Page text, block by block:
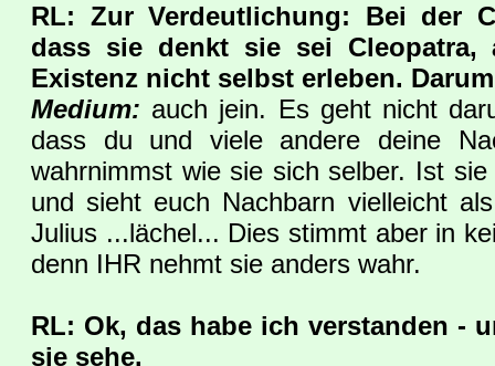
RL: Zur Verdeutlichung: Bei der
dass sie denkt sie sei Cleopatra,
Existenz nicht selbst erleben.
Medium: auch jein. Es geht nicht
dass du und viele andere deine
wahrnimmst wie sie sich selber. Ist
und sieht euch Nachbarn vielleicht
Julius ...lächel... Dies stimmt aber in
denn IHR nehmt sie anders wahr.
RL: Ok, das habe ich verstanden -
sie sehe.